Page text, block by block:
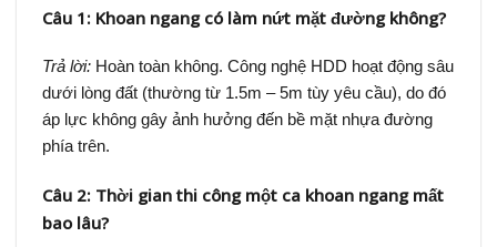
Câu 1: Khoan ngang có làm nứt mặt đường không?
Trả lời:Hoàn toàn không. Công nghệ HDD hoạt động sâu
dưới lòng đất (thường từ 1.5m – 5m tùy yêu cầu), do đó
áp lực không gây ảnh hưởng đến bề mặt nhựa đường
phía trên.
Câu 2: Thời gian thi công một ca khoan ngang mất
bao lâu?